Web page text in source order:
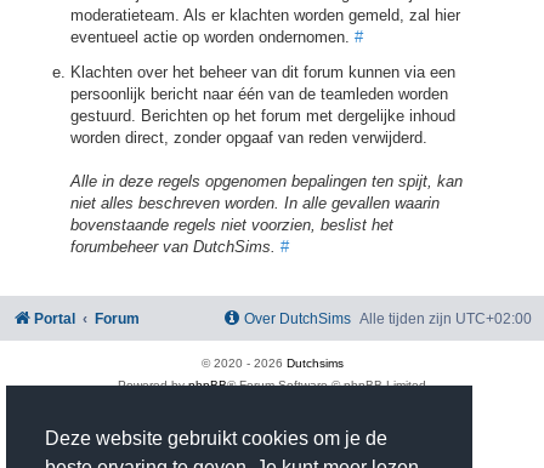
Deze website gebruikt cookies om je de
moderatieteam. Als er klachten worden gemeld, zal hier
eventueel actie op worden ondernomen. #
Klachten over het beheer van dit forum kunnen via een
persoonlijk bericht naar één van de teamleden worden
gestuurd. Berichten op het forum met dergelijke inhoud
worden direct, zonder opgaaf van reden verwijderd.
Alle in deze regels opgenomen bepalingen ten spijt, kan
niet alles beschreven worden. In alle gevallen waarin
bovenstaande regels niet voorzien, beslist het
forumbeheer van DutchSims. #
Portal Forum Alle tijden zijn UTC+02:00
Over DutchSims
© 2020 - 2026 Dutchsims
Powered byphpBB® Forum Software © phpBB Limited
phpBB Two Factor Authentication ©
paul999
Gebruikersvoorwaarden